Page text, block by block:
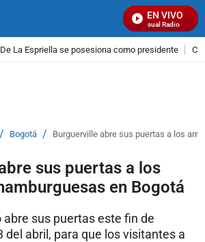
EN VIVO
Señal Visual Radio
La Espriella se posesiona como presidente
/ Bogotá / Burguerville abre sus puertas a los
sus puertas a los
en Bogotá
abre sus puertas este fin de
del abril, para que los visitantes a